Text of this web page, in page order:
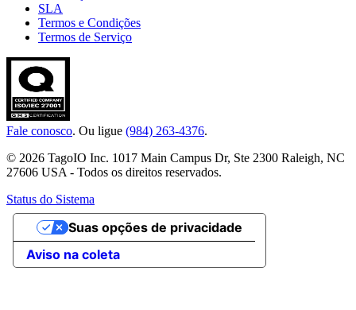
SLA
Termos e Condições
Termos de Serviço
Fale conosco. Ou ligue (984) 263-4376.
© 2026 TagoIO Inc. 1017 Main Campus Dr, Ste 2300 Raleigh, NC
27606 USA - Todos os direitos reservados.
Status do Sistema
Aviso na coleta
Suas opções de privacidade